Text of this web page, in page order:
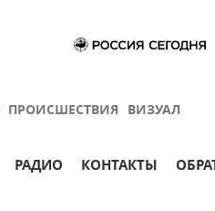
ПРОИСШЕСТВИЯ ВИЗУАЛ
РАДИО КОНТАКТЫ